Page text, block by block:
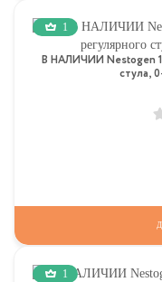
1
В НАЛИЧИИ Nestogen 1
стула,
1